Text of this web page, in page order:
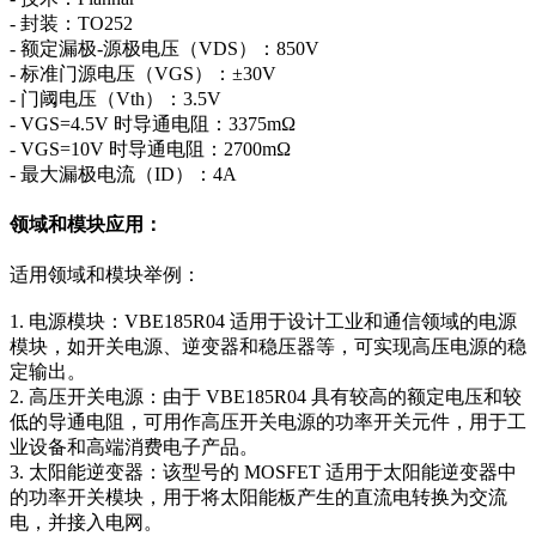
- 封装：TO252
- 额定漏极-源极电压（VDS）：850V
- 标准门源电压（VGS）：±30V
- 门阈电压（Vth）：3.5V
- VGS=4.5V 时导通电阻：3375mΩ
- VGS=10V 时导通电阻：2700mΩ
- 最大漏极电流（ID）：4A
领域和模块应用：
适用领域和模块举例：
1. 电源模块：VBE185R04 适用于设计工业和通信领域的电源
模块，如开关电源、逆变器和稳压器等，可实现高压电源的稳
定输出。
2. 高压开关电源：由于 VBE185R04 具有较高的额定电压和较
低的导通电阻，可用作高压开关电源的功率开关元件，用于工
业设备和高端消费电子产品。
3. 太阳能逆变器：该型号的 MOSFET 适用于太阳能逆变器中
的功率开关模块，用于将太阳能板产生的直流电转换为交流
电，并接入电网。